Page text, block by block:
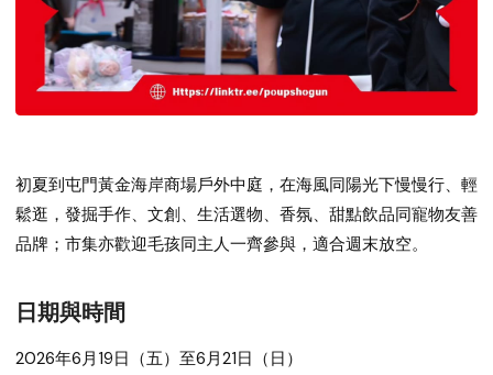
初夏到屯門黃金海岸商場戶外中庭，在海風同陽光下慢慢行、輕
鬆逛，發掘手作、文創、生活選物、香氛、甜點飲品同寵物友善
品牌；市集亦歡迎毛孩同主人一齊參與，適合週末放空。
日期與時間
2026年6月19日（五）至6月21日（日）